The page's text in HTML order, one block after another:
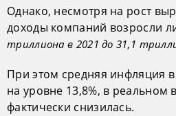
Однако, несмотря на рост
доходы компаний возросли
триллиона в 2021 до 31,1
При этом средняя инфляция
на уровне 13,8%, в
фактически снизилась.